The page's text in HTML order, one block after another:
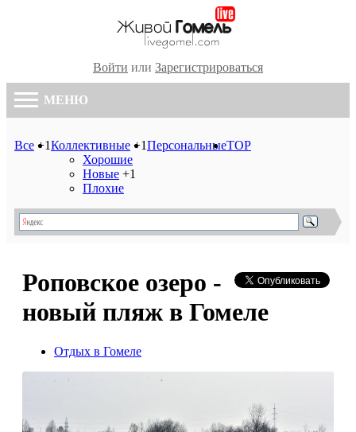
Войти или Зарегистрироваться
МЕНЮ
Все +1Коллективные +1
Хорошие
Новые +1
Плохие
ПерсональныеTOP
Роповское озеро -
новый пляж в Гомеле
Отдых в Гомеле